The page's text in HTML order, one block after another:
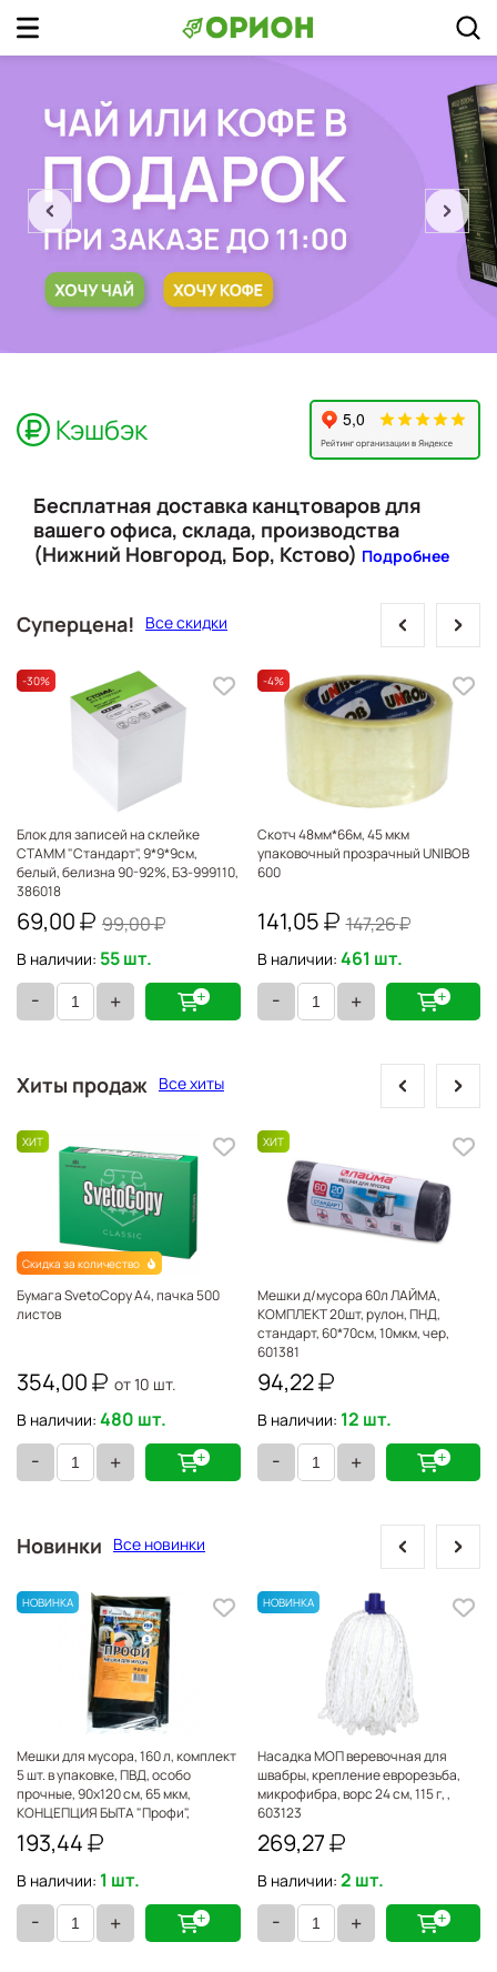
prev next
Кэшбэк
Бесплатная доставка канцтоваров для
вашего офиса, склада, производства
(Нижний Новгород, Бор, Кстово) Подробнее
Суперцена! Все скидки
-30%
Блок для записей на склейке
СТАММ "Стандарт", 9*9*9см,
белый, белизна 90-92%, БЗ-999110,
386018
69,00 99,00
В наличии: 55 шт.
- +
-4%
Скотч 48мм*66м, 45 мкм
упаковочный прозрачный UNIBOB
600
141,05 147,26
В наличии: 461 шт.
- +
prev next
Хиты продаж Все хиты
Скидка за количество
Бумага SvetoCopy А4, пачка 500
листов
354,00
от 10 шт.
В наличии: 480 шт.
- +
Мешки д/мусора 60л ЛАЙМА,
КОМПЛЕКТ 20шт, рулон, ПНД,
стандарт, 60*70см, 10мкм, чер,
601381
94,22
В наличии: 12 шт.
- +
prev next
Новинки Все новинки
Мешки для мусора, 160 л, комплект
5 шт. в упаковке, ПВД, особо
прочные, 90х120 см, 65 мкм,
КОНЦЕПЦИЯ БЫТА "Профи",
черные, 0902 600429
193,44
В наличии: 1 шт.
- +
Насадка МОП веревочная для
швабры, крепление еврорезьба,
микрофибра, ворс 24 см, 115 г, ,
603123
269,27
В наличии: 2 шт.
- +
prev next